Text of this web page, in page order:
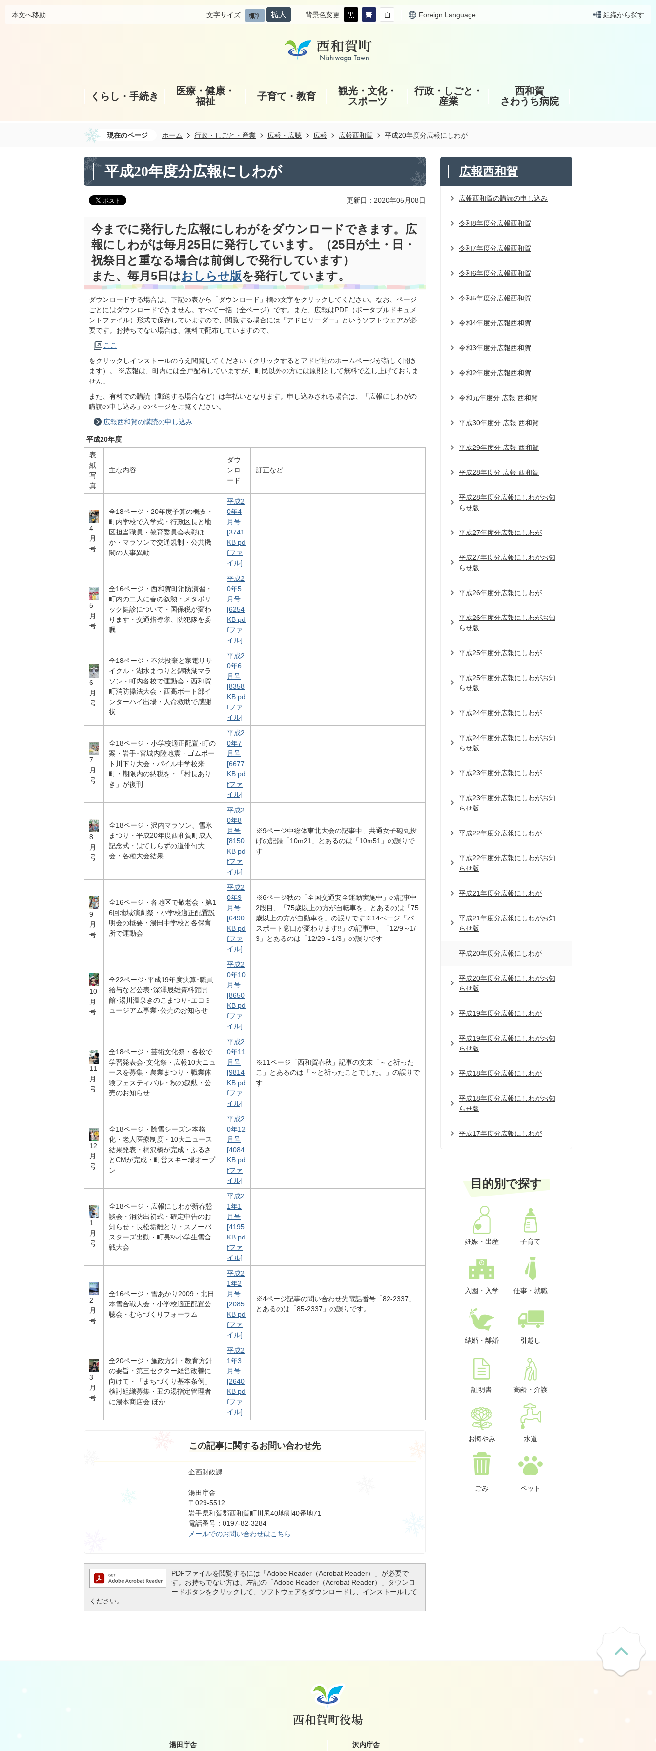
本文へ移動 文字サイズ 背景色変更 Foreign Language 組織から探す
くらし・手続き
医療・健康・
福祉
子育て・教育
観光・文化・
スポーツ
行政・しごと・
産業
西和賀
さわうち病院
現在のページ ホーム 行政・しごと・産業 広報・広聴 広報 広報西和賀 平成20年度分広報にしわが
平成20年度分広報にしわが
更新日：2020年05月08日
今までに発行した広報にしわがをダウンロードできます。広
報にしわがは毎月25日に発行しています。（25日が土・日・
祝祭日と重なる場合は前倒しで発行しています）
また、毎月5日はおしらせ版を発行しています。
ダウンロードする場合は、下記の表から「ダウンロード」欄の文字をクリックしてください。なお、ページ
ごとにはダウンロードできません。すべて一括（全ページ）です。また、広報はPDF（ポータブルドキュメ
ントファイル）形式で保存していますので、閲覧する場合には「アドビリーダー」というソフトウェアが必
要です。お持ちでない場合は、無料で配布していますので、
ここ
をクリックしインストールのうえ閲覧してください（クリックするとアドビ社のホームページが新しく開き
ます）。 ※広報は、町内には全戸配布していますが、町民以外の方には原則として無料で差し上げておりま
せん。
また、有料での購読（郵送する場合など）は年払いとなります。申し込みされる場合は、「広報にしわがの
購読の申し込み」のページをご覧ください。
広報西和賀の購読の申し込み
平成20年度
表
紙
写
真
主な内容
ダウ
ンロ
ード
訂正など
4
月
号
全18ページ・20年度予算の概要・
町内学校で入学式・行政区長と地
区担当職員・教育委員会表彰ほ
か・マラソンで交通規制・公共機
関の人事異動
平成2
0年4
月号
[3741
KB pd
fファ
イル]
5
月
号
全16ページ・西和賀町消防演習・
町内の二人に春の叙勲・メタボリ
ック健診について・国保税が変わ
ります・交通指導隊、防犯隊を委
嘱
平成2
0年5
月号
[6254
KB pd
fファ
イル]
6
月
号
全18ページ・不法投棄と家電リサ
イクル・湖水まつりと錦秋湖マラ
ソン・町内各校で運動会・西和賀
町消防操法大会・西高ボート部イ
ンターハイ出場・人命救助で感謝
状
平成2
0年6
月号
[8358
KB pd
fファ
イル]
7
月
号
全18ページ・小学校適正配置･町の
案・岩手･宮城内陸地震・ゴムボー
ト川下り大会・パイル中学校来
町・期限内の納税を・「村長あり
き」が復刊
平成2
0年7
月号
[6677
KB pd
fファ
イル]
8
月
号
全18ページ・沢内マラソン、雪氷
まつり・平成20年度西和賀町成人
記念式・はてしらずの道俳句大
会・各種大会結果
平成2
0年8
月号
[8150
KB pd
fファ
イル]
※9ページ中総体東北大会の記事中、共通女子砲丸投
げの記録「10m21」とあるのは「10m51」の誤りで
す
9
月
号
全16ページ・各地区で敬老会・第1
6回地域演劇祭・小学校適正配置説
明会の概要・湯田中学校と各保育
所で運動会
平成2
0年9
月号
[6490
KB pd
fファ
イル]
※6ページ秋の「全国交通安全運動実施中」の記事中
2段目、「75歳以上の方が自転車を」とあるのは「75
歳以上の方が自動車を」の誤りです※14ページ「パ
スポート窓口が変わります!!」の記事中、「12/9～1/
3」とあるのは「12/29～1/3」の誤りです
10
月
号
全22ページ･平成19年度決算･職員
給与など公表･深澤晟雄資料館開
館･湯川温泉きのこまつり･エコミ
ュージアム事業･公売のお知らせ
平成2
0年10
月号
[8650
KB pd
fファ
イル]
11
月
号
全18ページ・芸術文化祭・各校で
学習発表会･文化祭・広報10大ニュ
ースを募集・農業まつり・職業体
験フェスティバル・秋の叙勲・公
売のお知らせ
平成2
0年11
月号
[9814
KB pd
fファ
イル]
※11ページ「西和賀春秋」記事の文末「～と祈った
こ」とあるのは「～と祈ったことでした。」の誤りで
す
12
月
号
全18ページ・除雪シーズン本格
化・老人医療制度・10大ニュース
結果発表・桐沢橋が完成・ふるさ
とCMが完成・町営スキー場オープ
ン
平成2
0年12
月号
[4084
KB pd
fファ
イル]
1
月
号
全18ページ・広報にしわが新春懇
談会・消防出初式・確定申告のお
知らせ・長松垢離とり・スノーバ
スターズ出動・町長杯小学生雪合
戦大会
平成2
1年1
月号
[4195
KB pd
fファ
イル]
2
月
号
全16ページ・雪あかり2009・北日
本雪合戦大会・小学校適正配置公
聴会・むらづくりフォーラム
平成2
1年2
月号
[2085
KB pd
fファ
イル]
※4ページ記事の問い合わせ先電話番号「82-2337」
とあるのは「85-2337」の誤りです。
3
月
号
全20ページ・施政方針・教育方針
の要旨・第三セクター経営改善に
向けて・「まちづくり基本条例」
検討組織募集・丑の湯指定管理者
に湯本商店会 ほか
平成2
1年3
月号
[2640
KB pd
fファ
イル]
この記事に関するお問い合わせ先
企画財政課
湯田庁舎
〒029-5512
岩手県和賀郡西和賀町川尻40地割40番地71
電話番号：0197-82-3284
メールでのお問い合わせはこちら
PDFファイルを閲覧するには「Adobe Reader（Acrobat Reader）」が必要で
す。お持ちでない方は、左記の「Adobe Reader（Acrobat Reader）」ダウンロ
ードボタンをクリックして、ソフトウェアをダウンロードし、インストールして
ください。
広報西和賀
広報西和賀の購読の申し込み
令和8年度分広報西和賀
令和7年度分広報西和賀
令和6年度分広報西和賀
令和5年度分広報西和賀
令和4年度分広報西和賀
令和3年度分広報西和賀
令和2年度分広報西和賀
令和元年度分 広報 西和賀
平成30年度分 広報 西和賀
平成29年度分 広報 西和賀
平成28年度分 広報 西和賀
平成28年度分広報にしわがお知
らせ版
平成27年度分広報にしわが
平成27年度分広報にしわがお知
らせ版
平成26年度分広報にしわが
平成26年度分広報にしわがお知
らせ版
平成25年度分広報にしわが
平成25年度分広報にしわがお知
らせ版
平成24年度分広報にしわが
平成24年度分広報にしわがお知
らせ版
平成23年度分広報にしわが
平成23年度分広報にしわがお知
らせ版
平成22年度分広報にしわが
平成22年度分広報にしわがお知
らせ版
平成21年度分広報にしわが
平成21年度分広報にしわがお知
らせ版
平成20年度分広報にしわが
平成20年度分広報にしわがお知
らせ版
平成19年度分広報にしわが
平成19年度分広報にしわがお知
らせ版
平成18年度分広報にしわが
平成18年度分広報にしわがお知
らせ版
平成17年度分広報にしわが
目的別で探す
妊娠・出産 子育て
入園・入学 仕事・就職
結婚・離婚 引越し
証明書 高齢・介護
お悔やみ 水道
ごみ ペット
湯田庁舎 沢内庁舎